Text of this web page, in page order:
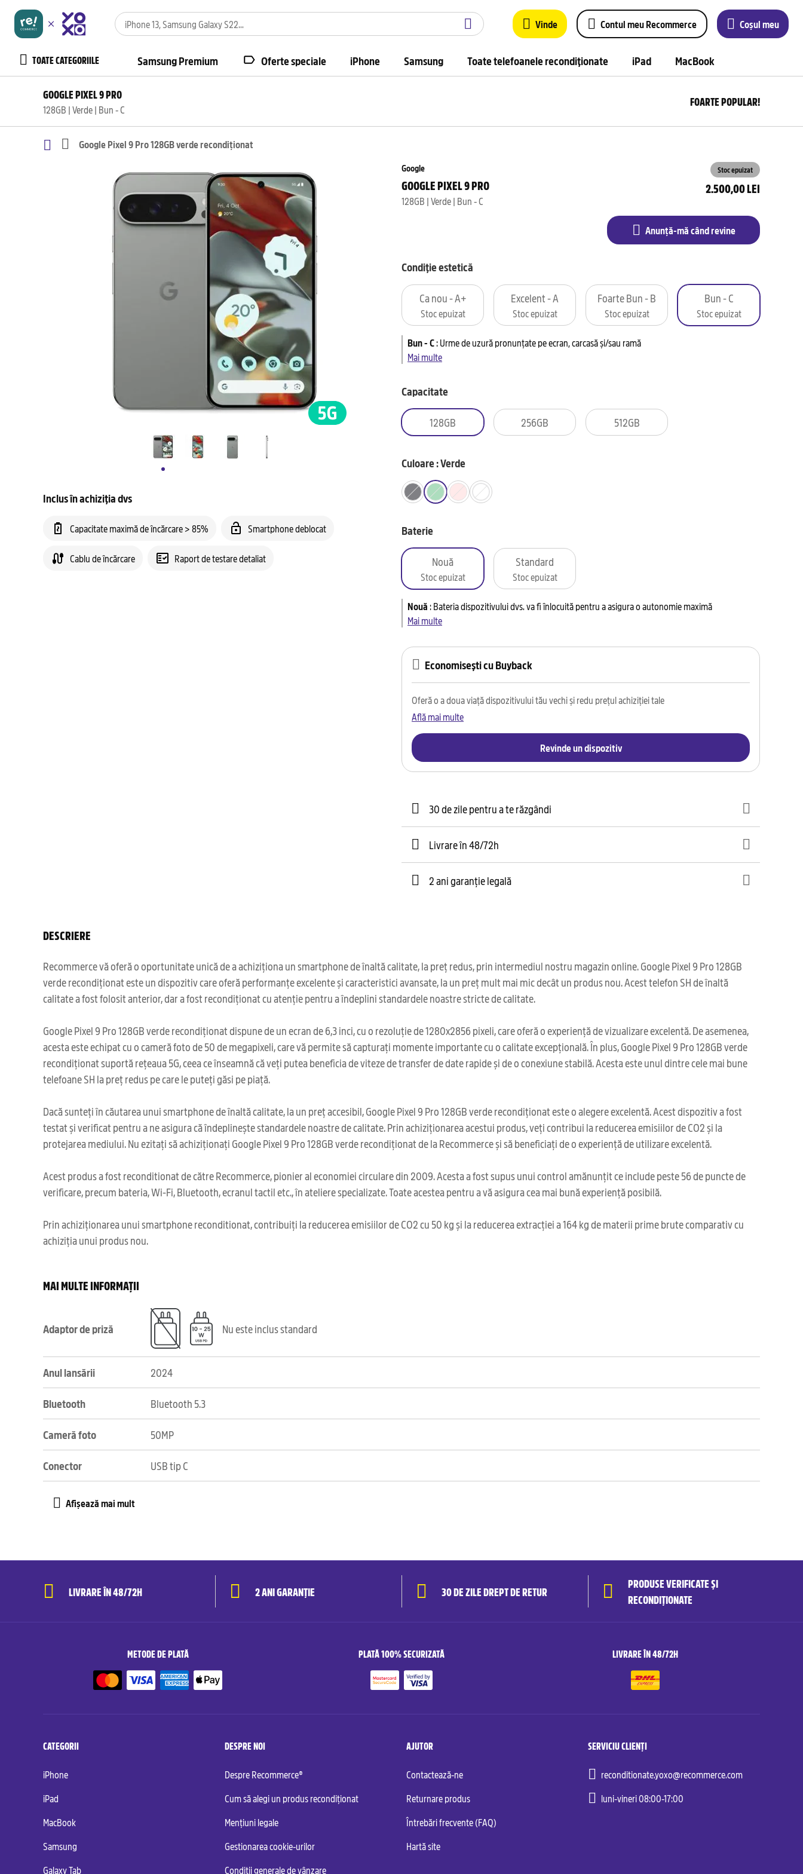
Vinde Contul meu Recommerce Coșul meu
TOATE CATEGORIILE Samsung Premium Oferte speciale iPhone Samsung Toate telefoanele recondiționate iPad MacBook
GOOGLE PIXEL 9 PRO
128GB | Verde | Bun - C
FOARTE POPULAR!
Google Pixel 9 Pro 128GB verde recondiționat
Google
GOOGLE PIXEL 9 PRO
128GB | Verde | Bun - C
Stoc epuizat
Inclus în achiziția dvs
Capacitate maximă de încărcare > 85% Smartphone deblocat
Cablu de încărcare Raport de testare detaliat
2.500,00 LEI
Anunță-mă când revine
Condiție estetică
Ca nou - A+
Stoc epuizat
Excelent - A
Stoc epuizat
Foarte Bun - B
Stoc epuizat
Bun - C
Stoc epuizat
Bun - C:Urme de uzură pronunțate pe ecran, carcasă și/sau ramă
Mai multe
Capacitate
128GB 256GB 512GB
Culoare : Verde
Baterie
Nouă
Stoc epuizat
Standard
Stoc epuizat
Nouă :Bateria dispozitivului dvs. va fi înlocuită pentru a asigura o autonomie maximă
Mai multe
Economisești cu Buyback
Oferă o a doua viață dispozitivului tău vechi și redu prețul achiziției tale
Află mai multe
Revinde un dispozitiv
30 de zile pentru a te răzgândi
Livrare în 48/72h
2 ani garanție legală
DESCRIERE
Recommerce vă oferă o oportunitate unică de a achiziționa un smartphone de înaltă calitate, la preț redus, prin intermediul nostru magazin online. Google Pixel 9 Pro 128GB
verde recondiționat este un dispozitiv care oferă performanțe excelente și caracteristici avansate, la un preț mult mai mic decât un produs nou. Acest telefon SH de înaltă
calitate a fost folosit anterior, dar a fost recondiționat cu atenție pentru a îndeplini standardele noastre stricte de calitate.
Google Pixel 9 Pro 128GB verde recondiționat dispune de un ecran de 6,3 inci, cu o rezoluție de 1280x2856 pixeli, care oferă o experiență de vizualizare excelentă. De asemenea,
acesta este echipat cu o cameră foto de 50 de megapixeli, care vă permite să capturați momente importante cu o calitate excepțională. În plus, Google Pixel 9 Pro 128GB verde
recondiționat suportă rețeaua 5G, ceea ce înseamnă că veți putea beneficia de viteze de transfer de date rapide și de o conexiune stabilă. Acesta este unul dintre cele mai bune
telefoane SH la preț redus pe care le puteți găsi pe piață.
Dacă sunteți în căutarea unui smartphone de înaltă calitate, la un preț accesibil, Google Pixel 9 Pro 128GB verde recondiționat este o alegere excelentă. Acest dispozitiv a fost
testat și verificat pentru a ne asigura că îndeplinește standardele noastre de calitate. Prin achiziționarea acestui produs, veți contribui la reducerea emisiilor de CO2 și la
protejarea mediului. Nu ezitați să achiziționați Google Pixel 9 Pro 128GB verde recondiționat de la Recommerce și să beneficiați de o experiență de utilizare excelentă.
Acest produs a fost reconditionat de către Recommerce, pionier al economiei circulare din 2009. Acesta a fost supus unui control amănunțit ce include peste 56 de puncte de
verificare, precum bateria, Wi-Fi, Bluetooth, ecranul tactil etc., în ateliere specializate. Toate acestea pentru a vă asigura cea mai bună experiență posibilă.
Prin achiziționarea unui smartphone reconditionat, contribuiți la reducerea emisiilor de CO2 cu 50 kg și la reducerea extracției a 164 kg de materii prime brute comparativ cu
achiziția unui produs nou.
MAI MULTE INFORMAȚII
Adaptor de priză Nu este inclus standard
Anul lansării 2024
Bluetooth Bluetooth 5.3
Cameră foto 50MP
Conector USB tip C
LIVRARE ÎN 48/72H 2 ANI GARANȚIE 30 DE ZILE DREPT DE RETUR
PRODUSE VERIFICATE ȘI
RECONDIȚIONATE
METODE DE PLATĂ PLATĂ 100% SECURIZATĂ LIVRARE ÎN 48/72H
CATEGORII
iPhone
iPad
MacBook
Samsung
Galaxy Tab
DESPRE NOI
Despre Recommerce®
Cum să alegi un produs recondiționat
Mențiuni legale
Gestionarea cookie-urilor
Condiții generale de vânzare
AJUTOR
Contactează-ne
Returnare produs
Întrebări frecvente (FAQ)
Hartă site
SERVICIU CLIENȚI
reconditionate.yoxo@recommerce.com
luni-vineri 08:00-17:00